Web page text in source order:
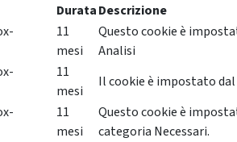
DurataDescrizione
11
mesi
Questo cookie è
Analisi
11
mesi
Il cookie è impostato
11
mesi
Questo cookie è
categoria Necessari.